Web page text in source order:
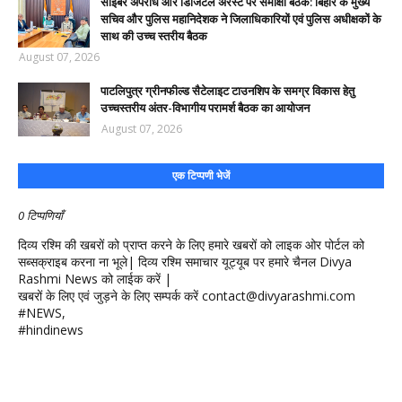
सचिव और पुलिस महानिदेशक ने जिलाधिकारियों एवं पुलिस अधीक्षकों के
साथ की उच्च स्तरीय बैठक
August 07, 2026
पाटलिपुत्र ग्रीनफील्ड सैटेलाइट टाउनशिप के समग्र विकास हेतु
उच्चस्तरीय अंतर-विभागीय परामर्श बैठक का आयोजन
August 07, 2026
एक टिप्पणी भेजें
0 टिप्पणियाँ
दिव्य रश्मि की खबरों को प्राप्त करने के लिए हमारे खबरों को लाइक ओर पोर्टल को
सब्सक्राइब करना ना भूले| दिव्य रश्मि समाचार यूट्यूब पर हमारे चैनल Divya
Rashmi News को लाईक करें |
खबरों के लिए एवं जुड़ने के लिए सम्पर्क करें contact@divyarashmi.com
#NEWS,
#hindinews